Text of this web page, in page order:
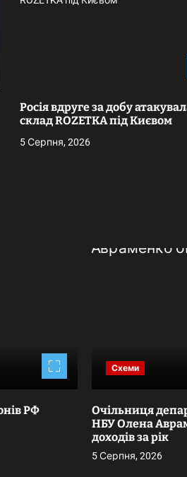
Росія вдруге за добу
склад ROZETKA під Києвом
5 Серпня, 2026
РФ
Схеми
Очільниця
НБУ Олена
доходів за рік
5 Серпня, 2026